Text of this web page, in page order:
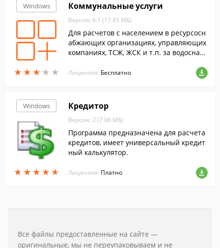
Windows
★ ★ ★ ★ ★
★ ★ ★ ★ ★
Коммунальные услуги
Версия: 6.1 (17.85 МБ)
Для расчетов с населением в ресурсосн
абжающих организациях, управляющих
компаниях, ТСЖ, ЖСК и т.п. за водоснаб
квартплату и другие услуги
Лицензия: Бесплатно
Windows
★ ★ ★ ★ ★
★ ★ ★ ★ ★
Кредитор
Версия: 2 (7.06 МБ)
Программа предназначена для расчета
кредитов, имеет универсальный кредит
ный калькулятор.
Лицензия: Платно
Все файлы предоставленные на сайте —
оригинальные, мы не переупаковываем и не